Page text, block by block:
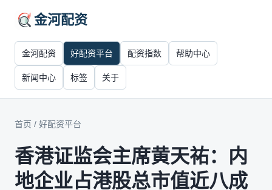
金河配资
金河配资 好配资平台 配资指数 帮助中心
新闻中心 标签 关于
首页 / 好配资平台
香港证监会主席黄天祐：内
地企业占港股总市值近八成